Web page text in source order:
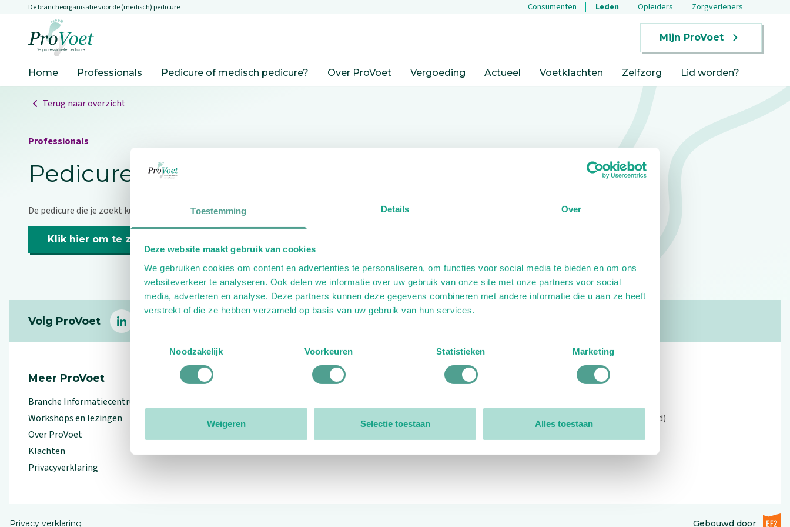
Toestemming Details Over
Deze website maakt gebruik van cookies
We gebruiken cookies om content en advertenties te personaliseren, om functies voor social media te bieden en om ons
websiteverkeer te analyseren. Ook delen we informatie over uw gebruik van onze site met onze partners voor social
media, adverteren en analyse. Deze partners kunnen deze gegevens combineren met andere informatie die u aan ze heeft
verstrekt of die ze hebben verzameld op basis van uw gebruik van hun services.
Noodzakelijk
Voorkeuren Statistieken Marketing
Weigeren Selectie toestaan Alles toestaan
Overslaan en naar de inhoud gaan
De brancheorganisatie voor de (medisch) pedicure Consumenten Leden Opleiders Zorgverleners
Mijn ProVoet
Home Professionals Pedicure of medisch pedicure? Over ProVoet Vergoeding Actueel Voetklachten Zelfzorg Lid worden?
Terug naar overzicht
Professionals
Pedicure niet gevonden
De pedicure die je zoekt kunnen we niet vinden.
Klik hier om te zoeken naar een andere pedicure.
Volg ProVoet
linkedin
Meer ProVoet
Branche Informatiecentrum
Workshops en lezingen
Over ProVoet
Klachten
Privacyverklaring
Organisatie
Open: 09:00 - 12:30 (alleen ochtend)
Privacy verklaring Gebouwd doorEF2